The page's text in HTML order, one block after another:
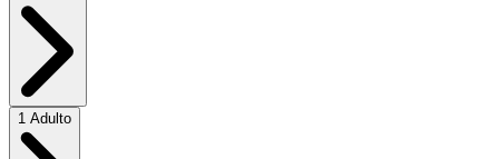
1 Adulto